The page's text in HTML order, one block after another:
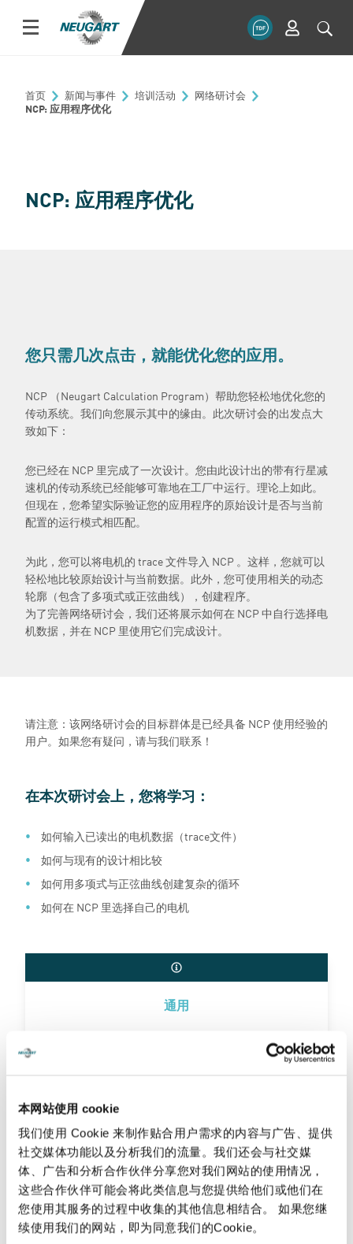
本网站使用 cookie
我们使用 Cookie 来制作贴合用户需求的内容与广告、提供
社交媒体功能以及分析我们的流量。我们还会与社交媒
体、广告和分析合作伙伴分享您对我们网站的使用情况，
这些合作伙伴可能会将此类信息与您提供给他们或他们在
您使用其服务的过程中收集的其他信息相结合。 如果您继
续使用我们的网站，即为同意我们的Cookie。
首页 新闻与事件 培训活动 网络研讨会
NCP: 应用程序优化
NCP: 应用程序优化
您只需几次点击，就能优化您的应用。
NCP （Neugart Calculation Program）帮助您轻松地优化您的
传动系统。我们向您展示其中的缘由。此次研讨会的出发点大
致如下：
您已经在 NCP 里完成了一次设计。您由此设计出的带有行星减
速机的传动系统已经能够可靠地在工厂中运行。理论上如此。
但现在，您希望实际验证您的应用程序的原始设计是否与当前
配置的运行模式相匹配。
为此，您可以将电机的 trace 文件导入 NCP 。这样，您就可以
轻松地比较原始设计与当前数据。此外，您可使用相关的动态
轮廓（包含了多项式或正弦曲线），创建程序。
为了完善网络研讨会，我们还将展示如何在 NCP 中自行选择电
机数据，并在 NCP 里使用它们完成设计。
请注意：该网络研讨会的目标群体是已经具备 NCP 使用经验的
用户。如果您有疑问，请与我们联系！
在本次研讨会上，您将学习：
如何输入已读出的电机数据（trace文件）
如何与现有的设计相比较
如何用多项式与正弦曲线创建复杂的循环
如何在 NCP 里选择自己的电机
通用
日程安排。我们希望这里有您关心的内容。如果没有，
报名费
免费